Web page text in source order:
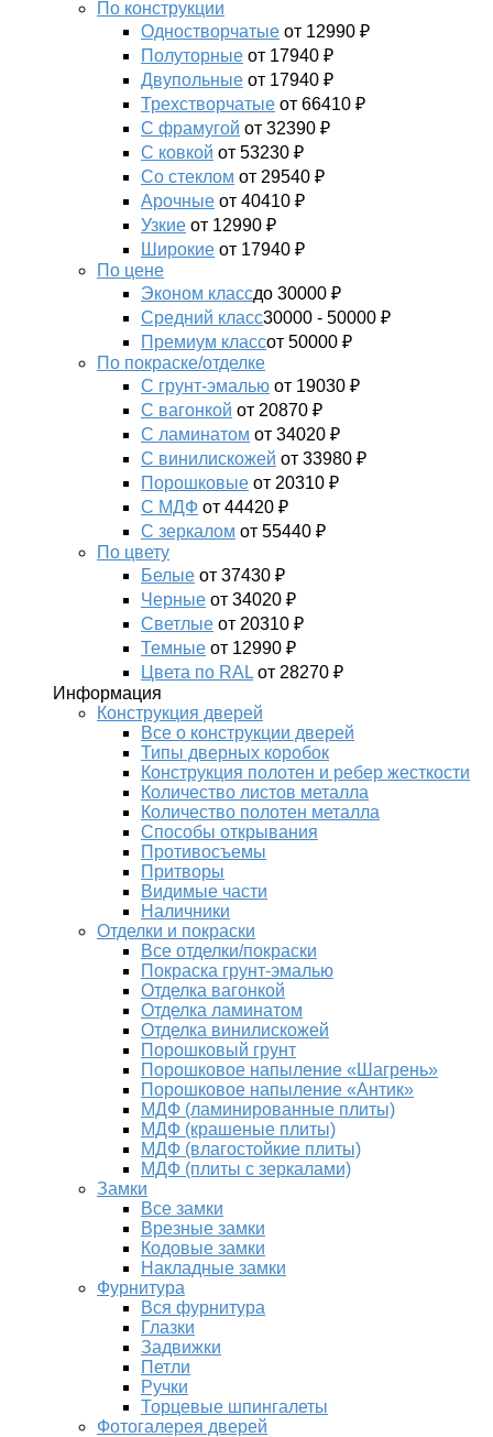
По конструкции
Одностворчатые от 12990 ₽
Полуторные от 17940 ₽
Двупольные от 17940 ₽
Трехстворчатые от 66410 ₽
С фрамугой от 32390 ₽
С ковкой от 53230 ₽
Со стеклом от 29540 ₽
Арочные от 40410 ₽
Узкие от 12990 ₽
Широкие от 17940 ₽
По цене
Эконом классдо 30000 ₽
Средний класс30000 - 50000 ₽
Премиум классот 50000 ₽
По покраске/отделке
С грунт-эмалью от 19030 ₽
С вагонкой от 20870 ₽
С ламинатом от 34020 ₽
С винилискожей от 33980 ₽
Порошковые от 20310 ₽
С МДФ от 44420 ₽
С зеркалом от 55440 ₽
По цвету
Белые от 37430 ₽
Черные от 34020 ₽
Светлые от 20310 ₽
Темные от 12990 ₽
Цвета по RAL от 28270 ₽
Информация
Конструкция дверей
Все о конструкции дверей
Типы дверных коробок
Конструкция полотен и ребер жесткости
Количество листов металла
Количество полотен металла
Способы открывания
Противосъемы
Притворы
Видимые части
Наличники
Отделки и покраски
Все отделки/покраски
Покраска грунт-эмалью
Отделка вагонкой
Отделка ламинатом
Отделка винилискожей
Порошковый грунт
Порошковое напыление «Шагрень»
Порошковое напыление «Антик»
МДФ (ламинированные плиты)
МДФ (крашеные плиты)
МДФ (влагостойкие плиты)
МДФ (плиты с зеркалами)
Замки
Все замки
Врезные замки
Кодовые замки
Накладные замки
Фурнитура
Вся фурнитура
Глазки
Задвижки
Петли
Ручки
Торцевые шпингалеты
Фотогалерея дверей